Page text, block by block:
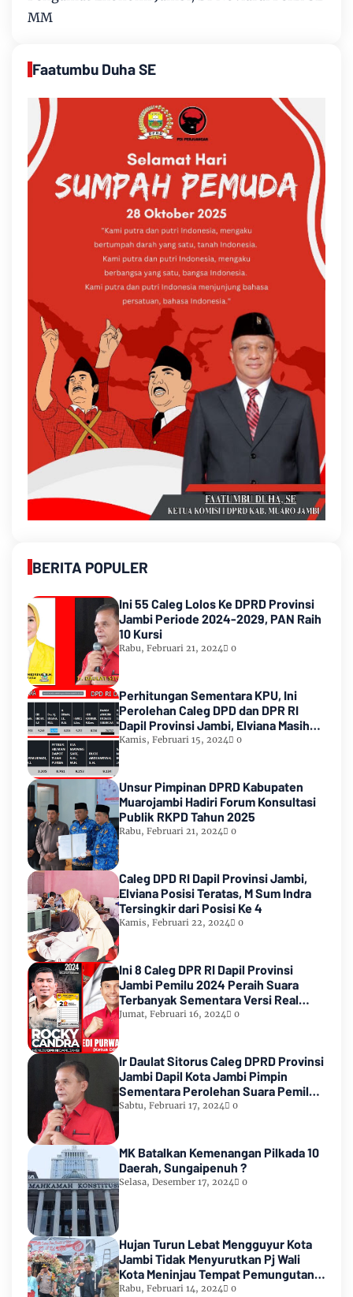
MM
Faatumbu Duha SE
BERITA POPULER
Ini 55 Caleg Lolos Ke DPRD Provinsi
Jambi Periode 2024-2029, PAN Raih
10 Kursi
Rabu, Februari 21, 2024 0
Perhitungan Sementara KPU, Ini
Perolehan Caleg DPD dan DPR RI
Dapil Provinsi Jambi, Elviana Masih
Urutan Kedua Teratas
Kamis, Februari 15, 2024 0
Unsur Pimpinan DPRD Kabupaten
Muarojambi Hadiri Forum Konsultasi
Publik RKPD Tahun 2025
Rabu, Februari 21, 2024 0
Caleg DPD RI Dapil Provinsi Jambi,
Elviana Posisi Teratas, M Sum Indra
Tersingkir dari Posisi Ke 4
Kamis, Februari 22, 2024 0
Ini 8 Caleg DPR RI Dapil Provinsi
Jambi Pemilu 2024 Peraih Suara
Terbanyak Sementara Versi Real
Count KPU RI
Jumat, Februari 16, 2024 0
Ir Daulat Sitorus Caleg DPRD Provinsi
Jambi Dapil Kota Jambi Pimpin
Sementara Perolehan Suara Pemilu
2024
Sabtu, Februari 17, 2024 0
MK Batalkan Kemenangan Pilkada 10
Daerah, Sungaipenuh ?
Selasa, Desember 17, 2024 0
Hujan Turun Lebat Mengguyur Kota
Jambi Tidak Menyurutkan Pj Wali
Kota Meninjau Tempat Pemungutan
Suara Pemilu 2024
Rabu, Februari 14, 2024 0